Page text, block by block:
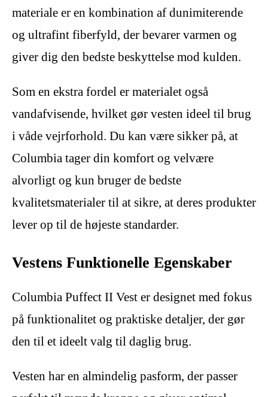
materiale er en kombination af dunimiterende
og ultrafint fiberfyld, der bevarer varmen og
giver dig den bedste beskyttelse mod kulden.
Som en ekstra fordel er materialet også
vandafvisende, hvilket gør vesten ideel til brug
i våde vejrforhold. Du kan være sikker på, at
Columbia tager din komfort og velvære
alvorligt og kun bruger de bedste
kvalitetsmaterialer til at sikre, at deres produkter
lever op til de højeste standarder.
Vestens Funktionelle Egenskaber
Columbia Puffect II Vest er designet med fokus
på funktionalitet og praktiske detaljer, der gør
den til et ideelt valg til daglig brug.
Vesten har en almindelig pasform, der passer